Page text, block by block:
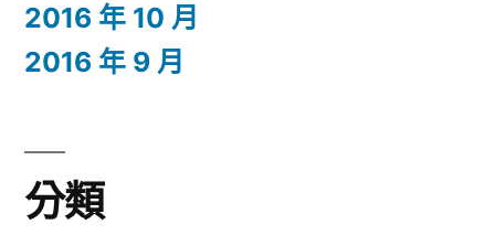
2016 年 10 月
2016 年 9 月
分類